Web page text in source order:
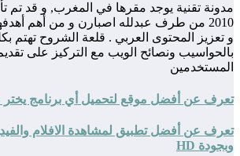
مدونة تقنية يوجد مقرها في المغرب, و قد تم
2010 من طرف عبدلله اصبارن و من أهم
و تعزيز المحتوى العربي . قلعة الشروح تهتم
بالحواسيب ونصائح الويب مع التركيز على
المستخدمين
تعرف عن أفضل موقع لتحميل أي برنامج يختر
تعرف عن أفضل تطبيق لمشاهدة الافلام
وبجودة HD